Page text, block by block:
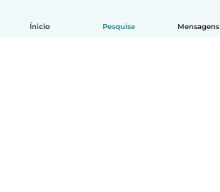
Ínicio Pesquise Mensagens